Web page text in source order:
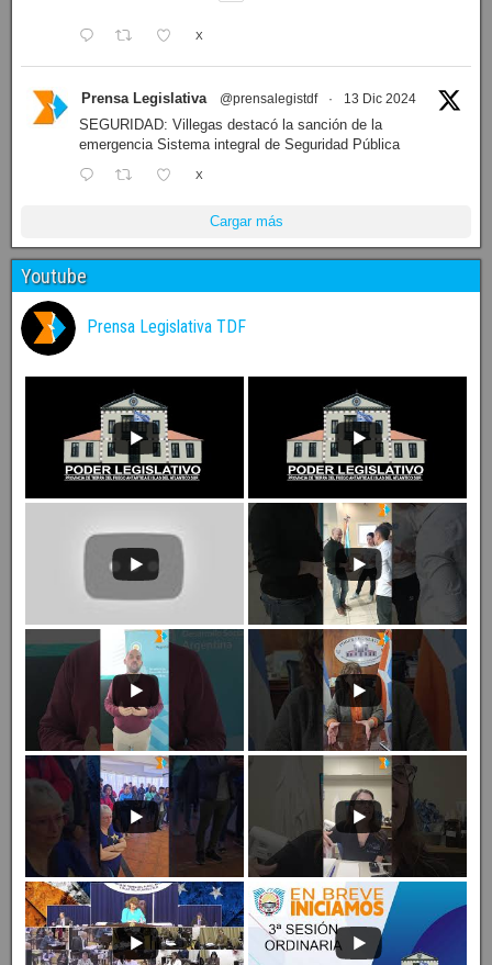
X
Prensa Legislativa @prensalegistdf · 13 Dic 2024
SEGURIDAD: Villegas destacó la sanción de la
emergencia Sistema integral de Seguridad Pública
X
Cargar más
Youtube
Prensa Legislativa TDF